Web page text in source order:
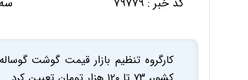
کارگروه تنظیم بازار قیمت گوشت